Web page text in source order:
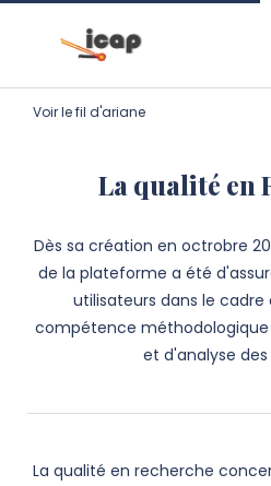
Aller à l’entête de page
Aller au menu principale
Aller au contenu principal
Aller à la recherche
Passer aux cookies
Aller au pied de page
Voir le fil d'ariane
La qualité en
Dès sa création en octrobre
de la plateforme a été
utilisateurs dans le
compétence
et d'analyse
La qualité en recherche